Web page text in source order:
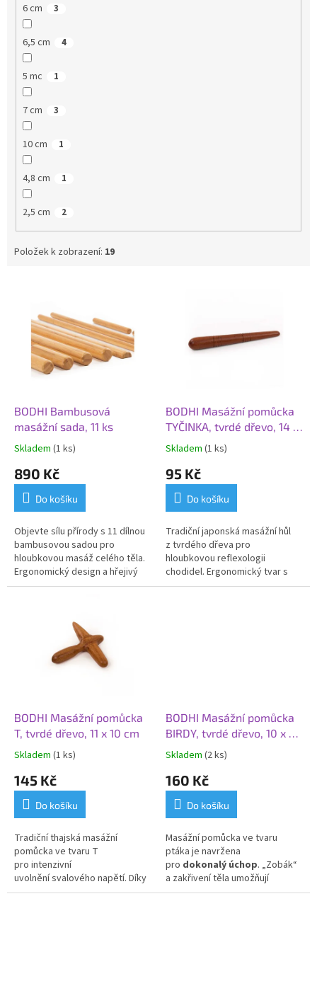
6 cm 3
6,5 cm 4
5 mc 1
7 cm 3
10 cm 1
4,8 cm 1
2,5 cm 2
Položek k zobrazení: 19
BODHI Bambusová
masážní sada, 11 ks
Skladem (1 ks)
890 Kč
Do košíku
Objevte sílu přírody s 11 dílnou
bambusovou sadou pro
hloubkovou masáž celého těla.
Ergonomický design a hřejivý
dotek bambusuuvolníztuhlé
regeneraci. Vhodná pro
profesionální i domácí použití.
BODHI Masážní pomůcka
TYČINKA, tvrdé dřevo, 14 x
2 cm
Skladem (1 ks)
95 Kč
Do košíku
Tradiční japonská masážní hůl
z tvrdého dřeva pro
hloubkovou reflexologii
chodidel. Ergonomický tvar s
různě silnými konci umožňuje
BODHI Masážní pomůcka
T, tvrdé dřevo, 11 x 10 cm
Skladem (1 ks)
145 Kč
Do košíku
Tradiční thajská masážní
pomůcka ve tvaru T
pro intenzivní
uvolnění svalového napětí. Díky
svému tvaru umožňuje vyvinout
BODHI Masážní pomůcka
BIRDY, tvrdé dřevo, 10 x 5
cm
Skladem (2 ks)
160 Kč
Do košíku
Masážní pomůcka ve tvaru
ptáka je navržena
pro dokonalý úchop. „Zobák“
a zakřivení těla umožňují
precizní tlak naspoušťové